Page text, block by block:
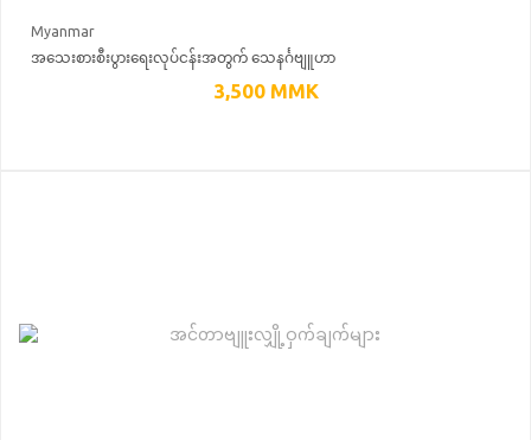
Myanmar
အသေးစားစီးပွားရေးလုပ်ငန်းအတွက် သေနင်္ဂဗျူဟာ
3,500 MMK